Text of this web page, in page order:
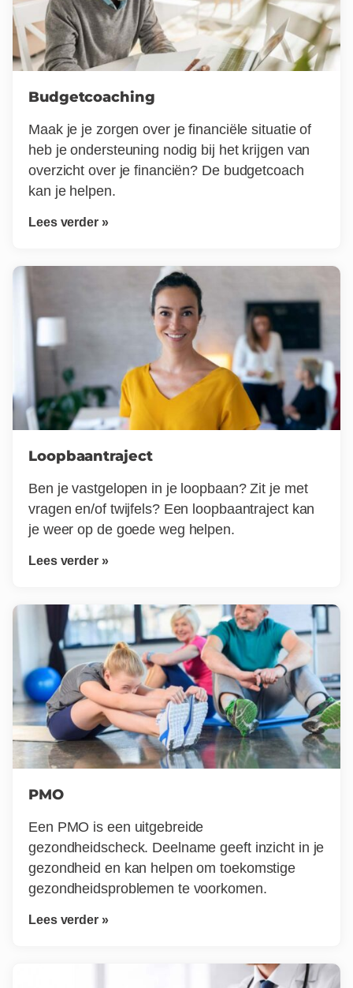
Budgetcoaching
Maak je je zorgen over je financiële situatie of
heb je ondersteuning nodig bij het krijgen van
overzicht over je financiën? De budgetcoach
kan je helpen.
Lees verder »
Loopbaantraject
Ben je vastgelopen in je loopbaan? Zit je met
vragen en/of twijfels? Een loopbaantraject kan
je weer op de goede weg helpen.
Lees verder »
PMO
Een PMO is een uitgebreide
gezondheidscheck. Deelname geeft inzicht in je
gezondheid en kan helpen om toekomstige
gezondheidsproblemen te voorkomen.
Lees verder »